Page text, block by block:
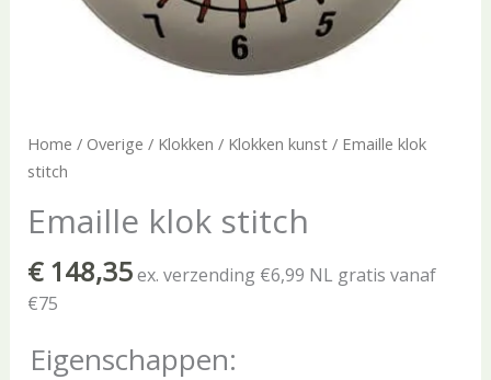
Home / Overige / Klokken / Klokken kunst/ Emaille klok
stitch
Emaille klok stitch
€148,35ex. verzending €6,99 NL gratis vanaf
€75
Eigenschappen: